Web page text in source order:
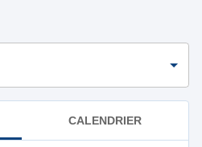
CALENDRIER